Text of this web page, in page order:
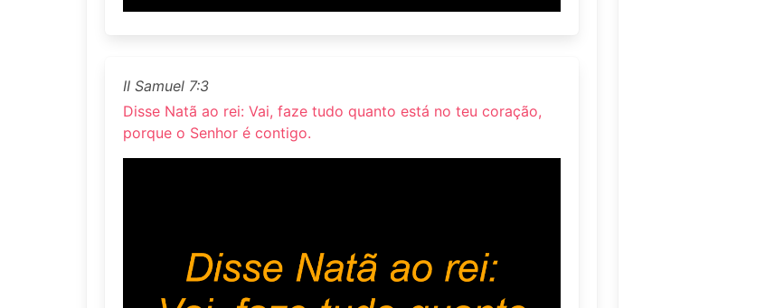
II Samuel 7:3
Disse Natã ao rei: Vai, faze tudo quanto está no teu coração,
porque o Senhor é contigo.